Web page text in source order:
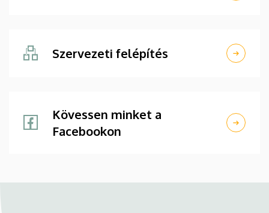
Szervezeti felépítés
Kövessen minket a
Facebookon